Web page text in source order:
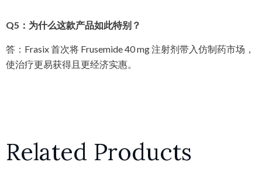
Q5：为什么这款产品如此特别？
答：Frasix 首次将 Frusemide 40 mg 注射剂带入仿制药市场，
使治疗更易获得且更经济实惠。
Related Products